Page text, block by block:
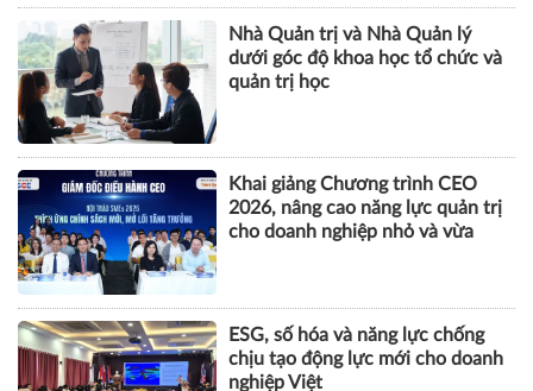
Nhà Quản trị và Nhà Quản lý
dưới góc độ khoa học tổ chức và
quản trị học
Khai giảng Chương trình CEO
2026, nâng cao năng lực quản trị
cho doanh nghiệp nhỏ và vừa
ESG, số hóa và năng lực chống
chịu tạo động lực mới cho doanh
nghiệp Việt